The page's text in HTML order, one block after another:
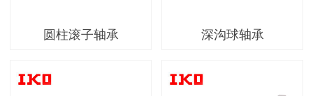
圆柱滚子轴承 深沟球轴承